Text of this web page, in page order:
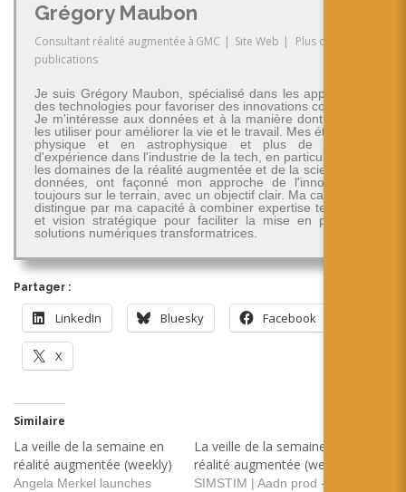
Grégory Maubon
Consultant réalité augmentée à GMC | Site Web |
Plus de
publications
Je suis Grégory Maubon, spécialisé dans les applications
des technologies pour favoriser des innovations concrètes.
Je m'intéresse aux données et à la manière dont on peut
les utiliser pour améliorer la vie et le travail. Mes études en
physique et en astrophysique et plus de 30 ans
d'expérience dans l'industrie de la tech, en particulier dans
les domaines de la réalité augmentée et de la science des
données, ont façonné mon approche de l'innovation -
toujours sur le terrain, avec un objectif clair. Ma carrière se
distingue par ma capacité à combiner expertise technique
et vision stratégique pour faciliter la mise en place de
solutions numériques transformatrices.
Partager :
LinkedIn Bluesky Facebook
X
Similaire
La veille de la semaine en
réalité augmentée (weekly)
Angela Merkel launches
La veille de la semaine en
réalité augmentée (weekly)
SIMSTIM | Aadn prod -